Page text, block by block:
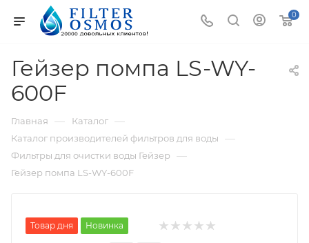
0
Гейзер помпа LS-WY-
600F
Главная — Каталог —
Каталог производителей фильтров для воды —
Фильтры для очистки воды Гейзер —
Гейзер помпа LS-WY-600F
Товар дня Новинка